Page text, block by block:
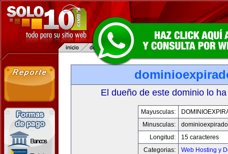
El dueño de este dominio lo
Mayusculas:
Minusculas:
Longitud:
15 caracteres
Categorias:
Web Hosting y